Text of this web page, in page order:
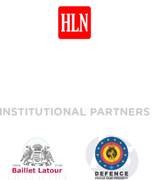
INSTITUTIONAL PARTNERS